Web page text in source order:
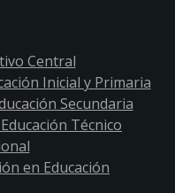
Central
Inicial y Primaria
Secundaria
Técnico
en Educación